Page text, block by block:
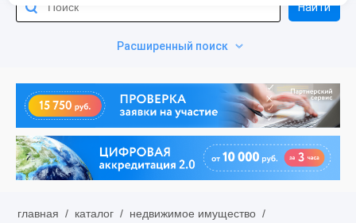
Расширенный поиск
Найти
главная / каталог / недвижимое имущество /